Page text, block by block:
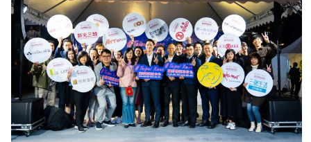
商
圈
廊
帶
紹
影